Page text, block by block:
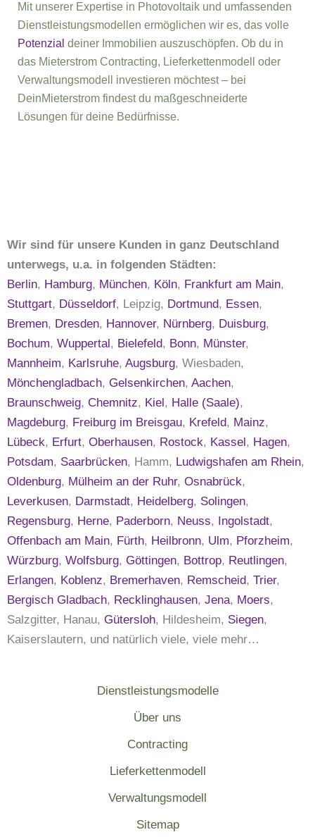
Mit unserer Expertise in Photovoltaik und umfassenden
Dienstleistungsmodellen ermöglichen wir es, das volle
Potenzial deiner Immobilien auszuschöpfen. Ob du in
das Mieterstrom Contracting, Lieferkettenmodell oder
Verwaltungsmodell investieren möchtest – bei
DeinMieterstrom findest du maßgeschneiderte
Lösungen für deine Bedürfnisse.
Wir sind für unsere Kunden in ganz Deutschland
unterwegs, u.a. in folgenden Städten:
Berlin, Hamburg, München, Köln, Frankfurt am Main,
Stuttgart, Düsseldorf, Leipzig, Dortmund, Essen,
Bremen, Dresden, Hannover, Nürnberg, Duisburg,
Bochum, Wuppertal, Bielefeld, Bonn, Münster,
Mannheim, Karlsruhe, Augsburg, Wiesbaden,
Mönchengladbach, Gelsenkirchen, Aachen,
Braunschweig, Chemnitz, Kiel, Halle (Saale),
Magdeburg, Freiburg im Breisgau, Krefeld, Mainz,
Lübeck, Erfurt, Oberhausen, Rostock, Kassel, Hagen,
Potsdam, Saarbrücken, Hamm, Ludwigshafen am Rhein,
Oldenburg, Mülheim an der Ruhr, Osnabrück,
Leverkusen, Darmstadt, Heidelberg, Solingen,
Regensburg, Herne, Paderborn, Neuss, Ingolstadt,
Offenbach am Main, Fürth, Heilbronn, Ulm, Pforzheim,
Würzburg, Wolfsburg, Göttingen, Bottrop, Reutlingen,
Erlangen, Koblenz, Bremerhaven, Remscheid, Trier,
Bergisch Gladbach, Recklinghausen, Jena, Moers,
Salzgitter, Hanau, Gütersloh, Hildesheim, Siegen,
Kaiserslautern, und natürlich viele, viele mehr…
Dienstleistungsmodelle
Über uns
Contracting
Lieferkettenmodell
Verwaltungsmodell
Sitemap